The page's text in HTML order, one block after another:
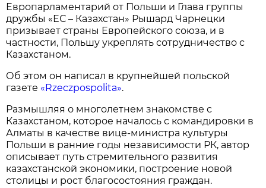
Европарламентарий от Польши и Глава группы
дружбы «ЕС – Казахстан» Рышард Чарнецки
призывает страны Европейского союза, и в
частности, Польшу укреплять сотрудничество с
Казахстаном.
Об этом он написал в крупнейшей польской
газете «Rzeczpospolita».
Размышляя о многолетнем знакомстве с
Казахстаном, которое началось с командировки в
Алматы в качестве вице-министра культуры
Польши в ранние годы независимости РК, автор
описывает путь стремительного развития
казахстанской экономики, построение новой
столицы и рост благосостояния граждан.